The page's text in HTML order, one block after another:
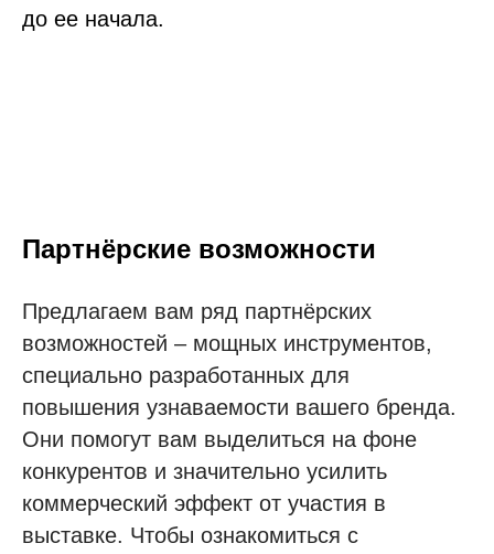
до ее начала.
Партнёрские возможности
Предлагаем вам ряд партнёрских
возможностей – мощных инструментов,
специально разработанных для
повышения узнаваемости вашего бренда.
Они помогут вам выделиться на фоне
конкурентов и значительно усилить
коммерческий эффект от участия в
выставке. Чтобы ознакомиться с